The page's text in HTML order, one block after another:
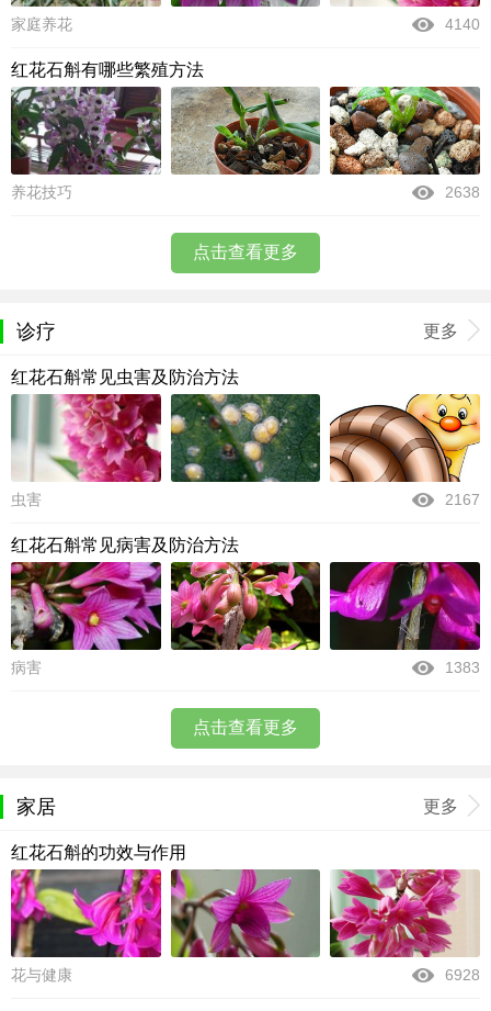
家庭养花 4140
红花石斛有哪些繁殖方法
养花技巧 2638
点击查看更多
诊疗 更多
红花石斛常见虫害及防治方法
虫害 2167
红花石斛常见病害及防治方法
病害 1383
点击查看更多
家居 更多
红花石斛的功效与作用
花与健康 6928